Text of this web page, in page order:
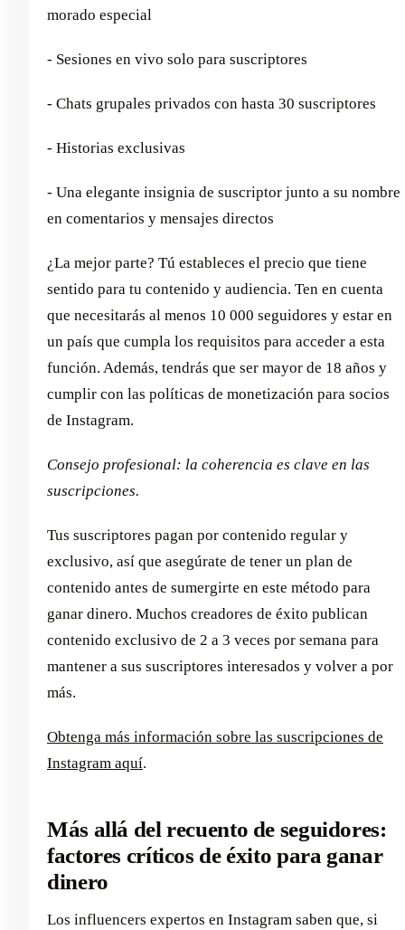
morado especial
- Sesiones en vivo solo para suscriptores
- Chats grupales privados con hasta 30 suscriptores
- Historias exclusivas
- Una elegante insignia de suscriptor junto a su nombre
en comentarios y mensajes directos
¿La mejor parte? Tú estableces el precio que tiene
sentido para tu contenido y audiencia. Ten en cuenta
que necesitarás al menos 10 000 seguidores y estar en
un país que cumpla los requisitos para acceder a esta
función. Además, tendrás que ser mayor de 18 años y
cumplir con las políticas de monetización para socios
de Instagram.
Consejo profesional: la coherencia es clave en las
suscripciones.
Tus suscriptores pagan por contenido regular y
exclusivo, así que asegúrate de tener un plan de
contenido antes de sumergirte en este método para
ganar dinero. Muchos creadores de éxito publican
contenido exclusivo de 2 a 3 veces por semana para
mantener a sus suscriptores interesados y volver a por
más.
Obtenga más información sobre las suscripciones de
Instagram aquí.
Más allá del recuento de seguidores:
factores críticos de éxito para ganar
dinero
Los influencers expertos en Instagram saben que, si